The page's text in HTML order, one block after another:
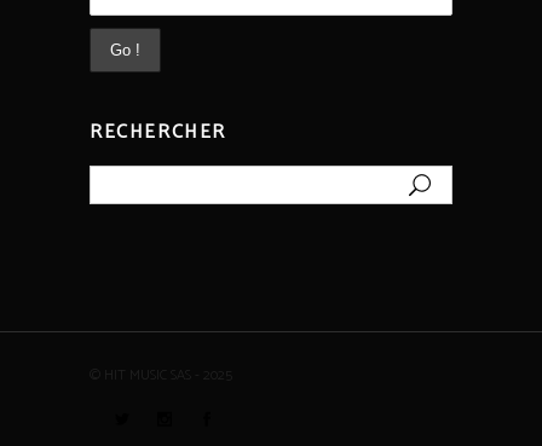
RECHERCHER
© HIT MUSIC SAS - 2025